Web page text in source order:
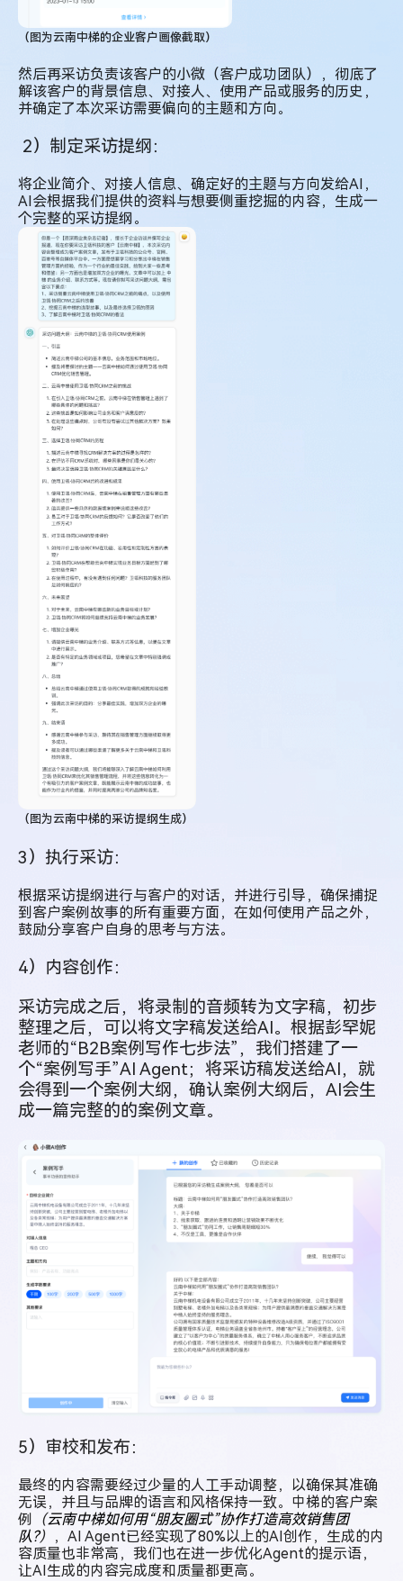
（图为云南中梯的企业客户画像截取）
然后再采访负责该客户的小微（客户成功团队），彻底了
解该客户的背景信息、对接人、使用产品或服务的历史，
并确定了本次采访需要偏向的主题和方向。
2）制定采访提纲：
将企业简介、对接人信息、确定好的主题与方向发给AI，
AI会根据我们提供的资料与想要侧重挖掘的内容，生成一
个完整的采访提纲。
（图为云南中梯的采访提纲生成）
3）执行采访：
根据采访提纲进行与客户的对话，并进行引导，确保捕捉
到客户案例故事的所有重要方面，在如何使用产品之外，
鼓励分享客户自身的思考与方法。
4）内容创作：
采访完成之后，将录制的音频转为文字稿，初步
整理之后，可以将文字稿发送给AI。根据彭罕妮
老师的“B2B案例写作七步法”，我们搭建了一
个“案例写手”AI Agent；将采访稿发送给AI，就
会得到一个案例大纲，确认案例大纲后，AI会生
成一篇完整的的案例文章。
5）审校和发布：
最终的内容需要经过少量的人工手动调整，以确保其准确
无误，并且与品牌的语言和风格保持一致。中梯的客户案
例
（云南中梯如何用“朋友圈式”协作打造高效销售团
队?） ，AI Agent已经实现了80%以上的AI创作，生成的内
容质量也非常高，我们也在进一步优化Agent的提示语，
让AI生成的内容完成度和质量都更高。